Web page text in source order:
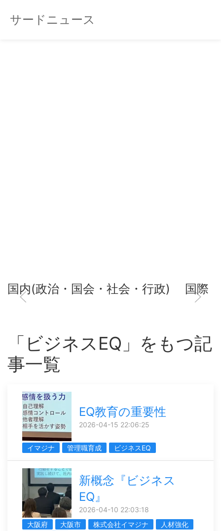
サードニュース
国内(政治・国会・社会・行政) 国際
「ビジネスEQ」をもつ記
事一覧
EQ教育の重要性
2026-04-15 22:06:25
イマジナ 管理職育成 ビジネスEQ
新概念『ビジネス
EQ』
2026-04-10 22:03:18
大阪府
大阪市 株式会社イマジナ
人材強化